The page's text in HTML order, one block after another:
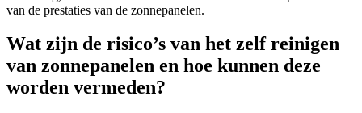
van de prestaties van de zonnepanelen.
Wat zijn de risico’s van het zelf reinigen
van zonnepanelen en hoe kunnen deze
worden vermeden?